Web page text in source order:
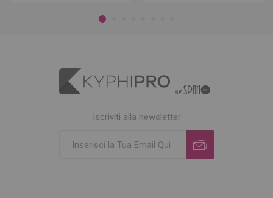
Iscriviti alla newsletter